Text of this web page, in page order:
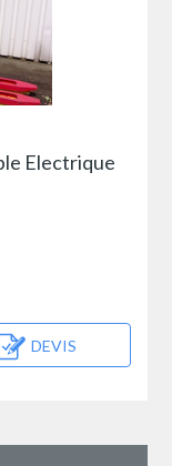
Electrique
DEVIS